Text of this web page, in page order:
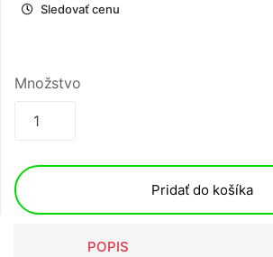
Sledovať cenu
Množstvo
Pridať do košíka
POPIS